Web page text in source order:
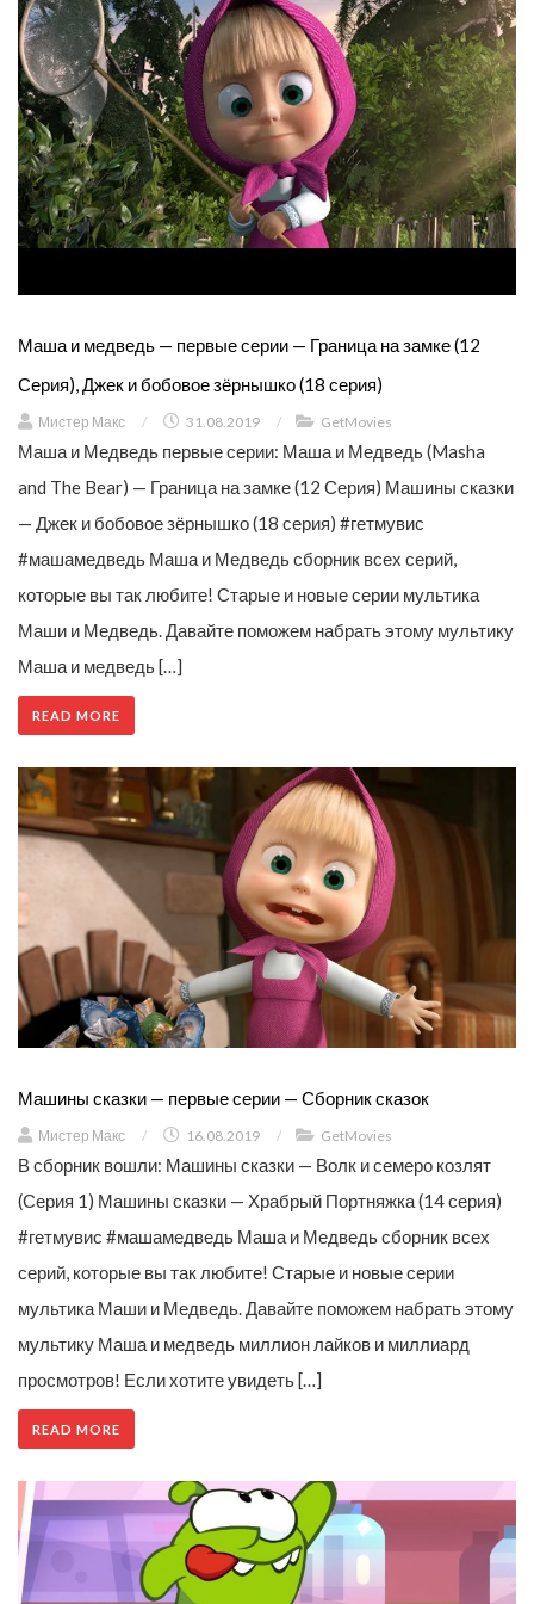
Маша и медведь — первые серии — Граница на замке (12
Серия), Джек и бобовое зёрнышко (18 серия)
Мистер Макс / 31.08.2019 / GetMovies
Маша и Медведь первые серии: Маша и Медведь (Masha
and The Bear) — Граница на замке (12 Серия) Машины сказки
— Джек и бобовое зёрнышко (18 серия) #гетмувис
#машамедведь Маша и Медведь сборник всех серий,
которые вы так любите! Старые и новые серии мультика
Маши и Медведь. Давайте поможем набрать этому мультику
Маша и медведь […]
READ MORE
Машины сказки — первые серии — Сборник сказок
Мистер Макс / 16.08.2019 / GetMovies
В сборник вошли: Машины сказки — Волк и семеро козлят
(Серия 1) Машины сказки — Храбрый Портняжка (14 серия)
#гетмувис #машамедведь Маша и Медведь сборник всех
серий, которые вы так любите! Старые и новые серии
мультика Маши и Медведь. Давайте поможем набрать этому
мультику Маша и медведь миллион лайков и миллиард
просмотров! Если хотите увидеть […]
READ MORE